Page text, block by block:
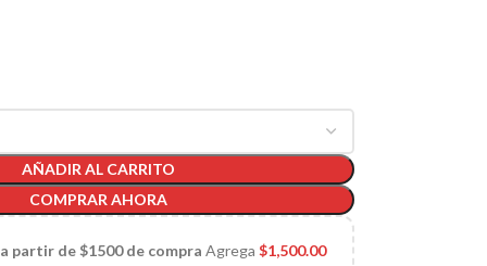
AÑADIR AL CARRITO
COMPRAR AHORA
partir de $1500 de compra Agrega$1,500.00